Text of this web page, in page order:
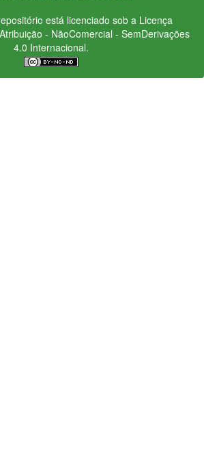
está licenciado sob a Licença
- NãoComercial - SemDerivações
4.0 Internacional.